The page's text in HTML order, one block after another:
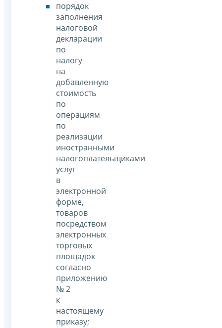
порядок
заполнения
налоговой
декларации
по
налогу
на
добавленную
стоимость
по
операциям
по
реализации
иностранными
налогоплательщиками
услуг
в
электронной
форме,
товаров
посредством
электронных
торговых
площадок
согласно
приложению
№ 2
к
настоящему
приказу;